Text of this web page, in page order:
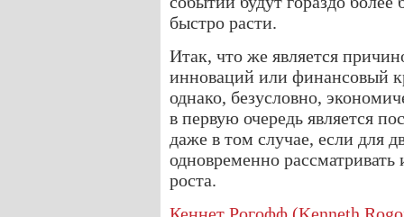
быстро расти.
Итак, что же является
инноваций или финансовый
однако, безусловно,
в первую очередь является
даже в том случае, если для
одновременно рассматривать
роста.